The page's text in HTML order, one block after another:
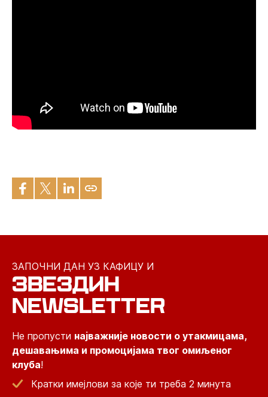
ЗАПОЧНИ ДАН УЗ КАФИЦУ И
ЗВЕЗДИН
NEWSLETTER
Не пропусти најважније новости о утакмицама,
дешавањима и промоцијама твог омиљеног
клуба!
Кратки имејлови за које ти треба 2 минута